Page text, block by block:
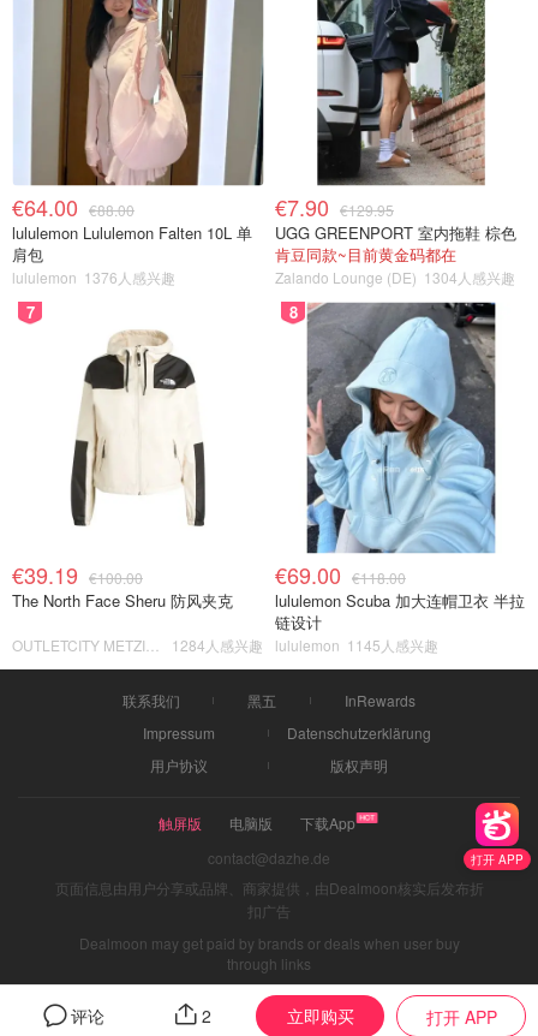
打开 APP
评论 2 立即购买 打开 APP
€64.00 €88.00
lululemon Lululemon Falten 10L 单
肩包
lululemon 1376人感兴趣
€7.90 €129.95
UGG GREENPORT 室内拖鞋 棕色
肯豆同款~目前黄金码都在
Zalando Lounge (DE) 1304人感兴趣
7
€39.19 €100.00
The North Face Sheru 防风夹克
1284人感兴趣
8
€69.00 €118.00
lululemon Scuba 加大连帽卫衣 半拉
链设计
lululemon 1145人感兴趣
联系我们 黑五
InRewards
Impressum
Datenschutzerklärung
用户协议
版权声明
触屏版 电脑版
下载App
contact@dazhe.de
页面信息由用户分享或品牌、商家提供，由Dealmoon核实后发布折
扣广告
Dealmoon may get paid by brands or deals when user buy
through links